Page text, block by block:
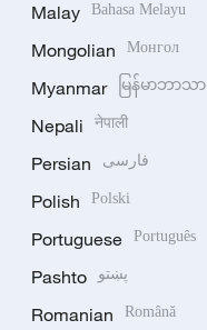
Malay Bahasa Melayu
Mongolian Монгол
Myanmar မြန်မာဘာသာ
Nepali नेपाली
Persian فارسی
Polish Polski
Portuguese Português
Pashto پښتو
Romanian Română